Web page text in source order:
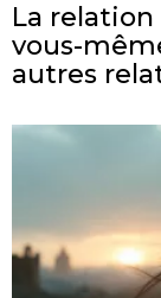
La
vous-
autres